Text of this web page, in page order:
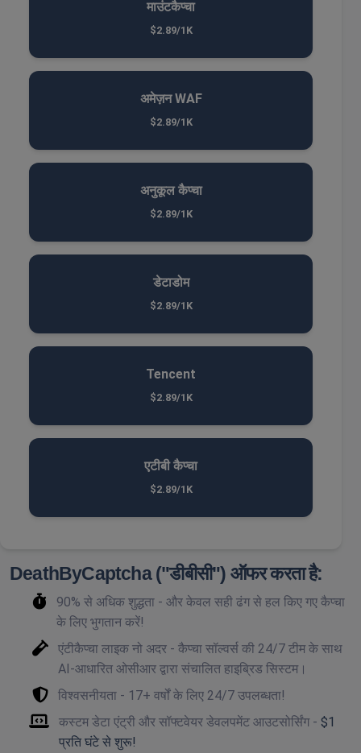
माउंटकैप्चा
$2.89/1K
अमेज़न WAF
$2.89/1K
अनुकूल कैप्चा
$2.89/1K
डेटाडोम
$2.89/1K
Tencent
$2.89/1K
एटीबी कैप्चा
$2.89/1K
DeathByCaptcha ("डीबीसी") ऑफर करता है:
90% से अधिक शुद्धता - और केवल सही ढंग से हल किए गए कैप्चा
के लिए भुगतान करें!
एंटीकैप्चा लाइक नो अदर - कैप्चा सॉल्वर्स की 24/7 टीम के साथ
AI-आधारित ओसीआर द्वारा संचालित हाइब्रिड सिस्टम।
विश्वसनीयता - 17+ वर्षों के लिए 24/7 उपलब्धता!
कस्टम डेटा एंट्री और सॉफ्टवेयर डेवलपमेंट आउटसोर्सिंग - $1
प्रति घंटे से शुरू!